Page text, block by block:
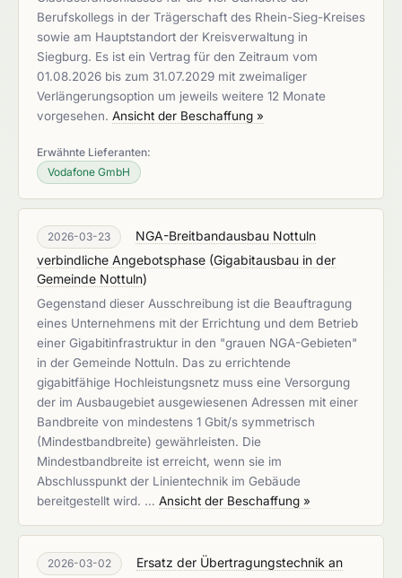
Berufskollegs in der Trägerschaft des Rhein-Sieg-Kreises
sowie am Hauptstandort der Kreisverwaltung in
Siegburg. Es ist ein Vertrag für den Zeitraum vom
01.08.2026 bis zum 31.07.2029 mit zweimaliger
Verlängerungsoption um jeweils weitere 12 Monate
vorgesehen. Ansicht der Beschaffung »
Erwähnte Lieferanten:
Vodafone GmbH
2026-03-23
NGA-Breitbandausbau Nottuln
verbindliche Angebotsphase (Gigabitausbau in der
Gemeinde Nottuln)
Gegenstand dieser Ausschreibung ist die Beauftragung
eines Unternehmens mit der Errichtung und dem Betrieb
einer Gigabitinfrastruktur in den "grauen NGA-Gebieten"
in der Gemeinde Nottuln. Das zu errichtende
gigabitfähige Hochleistungsnetz muss eine Versorgung
der im Ausbaugebiet ausgewiesenen Adressen mit einer
Bandbreite von mindestens 1 Gbit/s symmetrisch
(Mindestbandbreite) gewährleisten. Die
Mindestbandbreite ist erreicht, wenn sie im
Abschlusspunkt der Linientechnik im Gebäude
bereitgestellt wird. … Ansicht der Beschaffung »
2026-03-02
Ersatz der Übertragungstechnik an